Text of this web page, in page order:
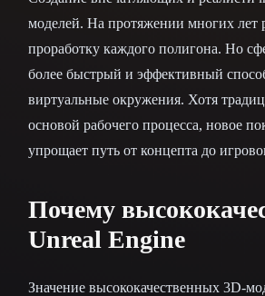
моделей. На протяжении многих лет
проработку каждого полигона. Но
более быстрый и эффективный
виртуальные окружения. Хотя
основой рабочего процесса, новое
упрощает путь от концепта до
Почему
Unreal Engine
Значение высококачественных 3D-